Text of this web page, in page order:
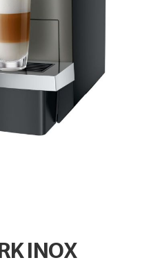
INOX